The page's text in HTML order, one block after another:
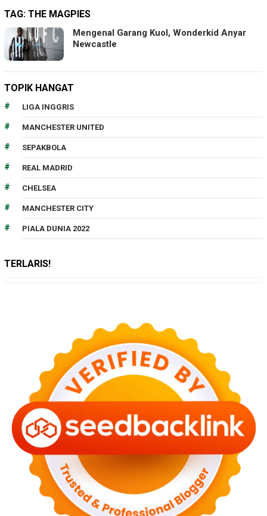
TAG: THE MAGPIES
Mengenal Garang Kuol, Wonderkid Anyar
Newcastle
TOPIK HANGAT
LIGA INGGRIS
MANCHESTER UNITED
SEPAKBOLA
REAL MADRID
CHELSEA
MANCHESTER CITY
PIALA DUNIA 2022
TERLARIS!